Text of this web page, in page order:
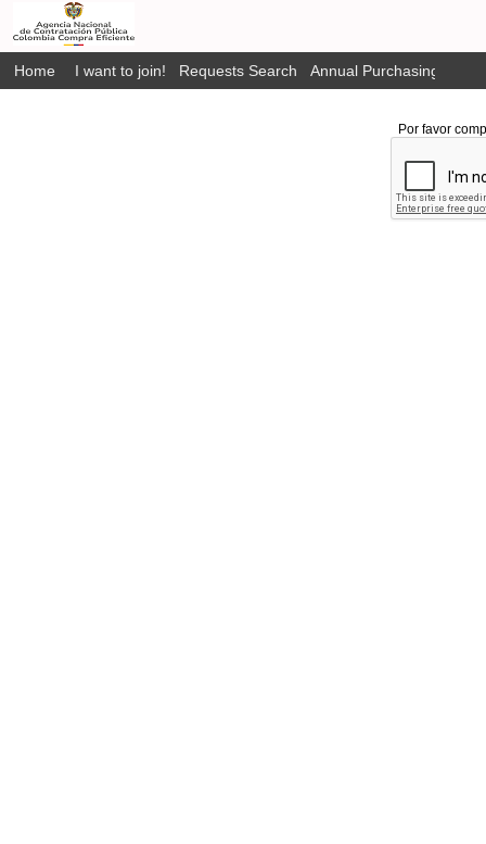
Home I want to join! Requests Search Annual Purchasing Plan
Por favor